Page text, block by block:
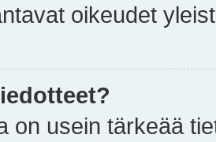
oikeudet
on usein tärkeää